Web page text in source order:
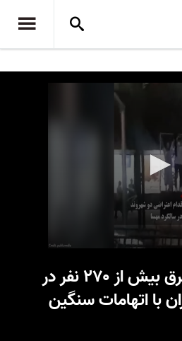
به گزارش روزنامه شرق بیش از ۲۷۰ نفر در
با اتهامات سنگین